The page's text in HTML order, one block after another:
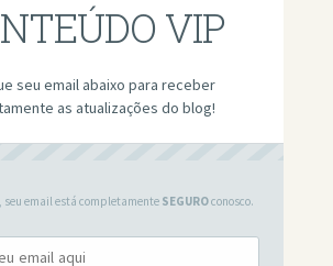
VIP
seu email abaixo para receber
as atualizações do blog!
seu email está completamente SEGUROconosco.